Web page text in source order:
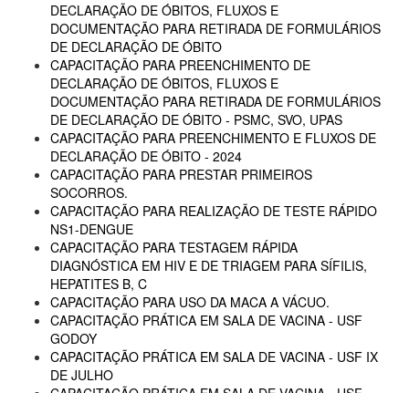
DECLARAÇÃO DE ÓBITOS, FLUXOS E
DOCUMENTAÇÃO PARA RETIRADA DE FORMULÁRIOS
DE DECLARAÇÃO DE ÓBITO
CAPACITAÇÃO PARA PREENCHIMENTO DE
DECLARAÇÃO DE ÓBITOS, FLUXOS E
DOCUMENTAÇÃO PARA RETIRADA DE FORMULÁRIOS
DE DECLARAÇÃO DE ÓBITO - PSMC, SVO, UPAS
CAPACITAÇÃO PARA PREENCHIMENTO E FLUXOS DE
DECLARAÇÃO DE ÓBITO - 2024
CAPACITAÇÃO PARA PRESTAR PRIMEIROS
SOCORROS.
CAPACITAÇÃO PARA REALIZAÇÃO DE TESTE RÁPIDO
NS1-DENGUE
CAPACITAÇÃO PARA TESTAGEM RÁPIDA
DIAGNÓSTICA EM HIV E DE TRIAGEM PARA SÍFILIS,
HEPATITES B, C
CAPACITAÇÃO PARA USO DA MACA A VÁCUO.
CAPACITAÇÃO PRÁTICA EM SALA DE VACINA - USF
GODOY
CAPACITAÇÃO PRÁTICA EM SALA DE VACINA - USF IX
DE JULHO